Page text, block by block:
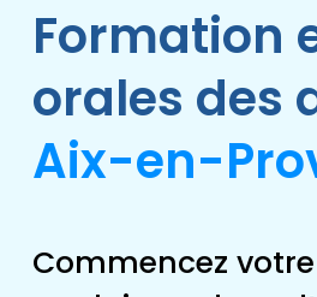
Formation
orales des
Aix-en-
Commencez